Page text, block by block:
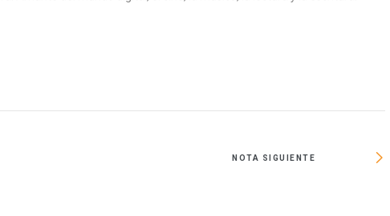
NOTA SIGUIENTE